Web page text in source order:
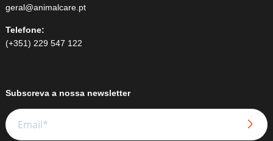
geral@animalcare.pt
Telefone:
(+351) 229 547 122
Subscreva a nossa newsletter